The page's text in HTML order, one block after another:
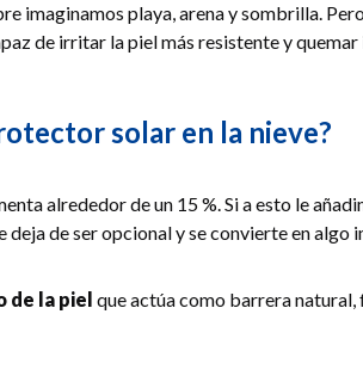
imaginamos playa, arena y sombrilla.
de irritar la piel más resistente y
solar en la nieve?
alrededor de un 15 %. Si a esto le
deja de ser opcional y se convierte en algo
la piel que actúa como barrera natural,